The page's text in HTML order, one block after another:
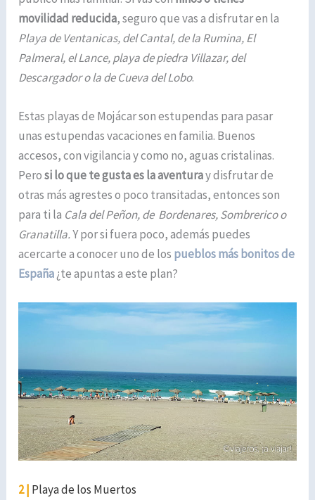
movilidad reducida, seguro que vas a disfrutar en la
Playa de Ventanicas, del Cantal, de la Rumina, El
Palmeral, el Lance, playa de piedra Villazar, del
Descargador o la de Cueva del Lobo.
Estas playas de Mojácar son estupendas para pasar
unas estupendas vacaciones en familia. Buenos
accesos, con vigilancia y como no, aguas cristalinas.
Perosi lo que te gusta es la aventuray disfrutar de
otras más agrestes o poco transitadas, entonces son
para ti la Cala del Peñon, de Bordenares, Sombrerico o
Granatilla.Y por si fuera poco, además puedes
acercarte a conocer uno de los pueblos más bonitos de
España¿te apuntas a este plan?
2 | Playa de los Muertos